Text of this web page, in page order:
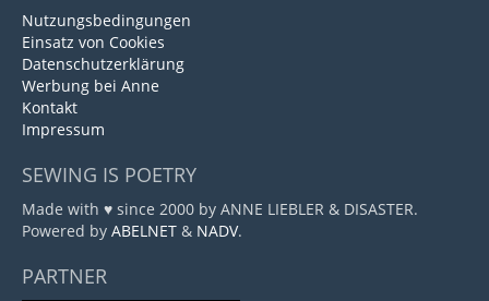
Nutzungsbedingungen
Einsatz von Cookies
Datenschutzerklärung
Werbung bei Anne
Kontakt
Impressum
SEWING IS POETRY
Made with ♥ since 2000 by ANNE LIEBLER & DISASTER.
Powered by ABELNET & NADV.
PARTNER